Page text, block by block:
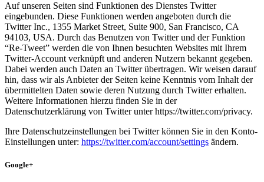
Auf unseren Seiten sind Funktionen des Dienstes Twitter
eingebunden. Diese Funktionen werden angeboten durch die
Twitter Inc., 1355 Market Street, Suite 900, San Francisco, CA
94103, USA. Durch das Benutzen von Twitter und der Funktion
“Re-Tweet” werden die von Ihnen besuchten Websites mit Ihrem
Twitter-Account verknüpft und anderen Nutzern bekannt gegeben.
Dabei werden auch Daten an Twitter übertragen. Wir weisen darauf
hin, dass wir als Anbieter der Seiten keine Kenntnis vom Inhalt der
übermittelten Daten sowie deren Nutzung durch Twitter erhalten.
Weitere Informationen hierzu finden Sie in der
Datenschutzerklärung von Twitter unter https://twitter.com/privacy.
Ihre Datenschutzeinstellungen bei Twitter können Sie in den Konto-
Einstellungen unter: https://twitter.com/account/settings ändern.
Google+